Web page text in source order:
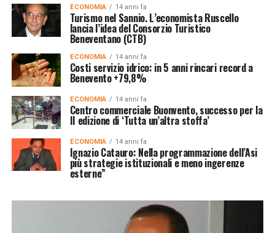
ECONOMIA 14 anni fa
Turismo nel Sannio. L’economista Ruscello
lancia l’idea del Consorzio Turistico
Beneventano (CTB)
ECONOMIA 14 anni fa
Costi servizio idrico: in 5 anni rincari record a
Benevento +79,8%
ECONOMIA 14 anni fa
Centro commerciale Buonvento, successo per la
II edizione di ‘Tutta un’altra stoffa’
ECONOMIA 14 anni fa
Ignazio Catauro: Nella programmazione dell’Asi
più strategie istituzionali e meno ingerenze
esterne”